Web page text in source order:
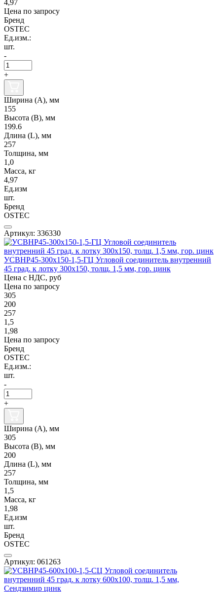
4,97
Цена по запросу
Бренд
OSTEC
Ед.изм.:
шт.
-
+
Ширина (А), мм
155
Высота (В), мм
199.6
Длина (L), мм
257
Толщина, мм
1,0
Масса, кг
4,97
Ед.изм
шт.
Бренд
OSTEC
Артикул: 336330
УСВНР45-300х150-1,5-ГЦ Угловой соединитель внутренний
45 град. к лотку 300х150, толщ. 1,5 мм, гор. цинк
Цена с НДС, руб
Цена по запросу
305
200
257
1,5
1,98
Цена по запросу
Бренд
OSTEC
Ед.изм.:
шт.
-
+
Ширина (А), мм
305
Высота (В), мм
200
Длина (L), мм
257
Толщина, мм
1,5
Масса, кг
1,98
Ед.изм
шт.
Бренд
OSTEC
Артикул: 061263